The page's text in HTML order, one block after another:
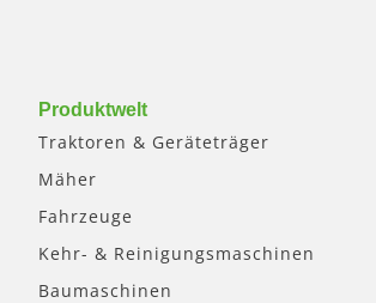
Produktwelt
Traktoren & Geräteträger
Mäher
Fahrzeuge
Kehr- & Reinigungsmaschinen
Baumaschinen